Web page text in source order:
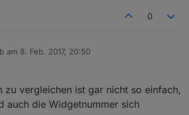
0
am 8. Feb. 2017, 20:50
editiert von
zu vergleichen ist gar nicht so einfach,
auch die Widgetnummer sich